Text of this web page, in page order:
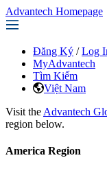
Advantech Homepage
Đăng Ký / Log
MyAdvantech
Tìm Kiếm
Việt Nam
Visit the Advantech
region below.
America Region